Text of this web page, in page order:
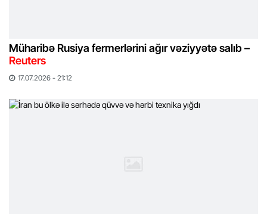
Müharibə Rusiya fermerlərini ağır vəziyyətə salıb –
Reuters
17.07.2026 - 21:12